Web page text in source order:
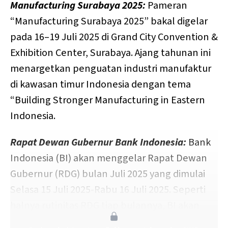
Manufacturing Surabaya 2025: Pameran
“Manufacturing Surabaya 2025” bakal digelar
pada 16–19 Juli 2025 di Grand City Convention &
Exhibition Center, Surabaya. Ajang tahunan ini
menargetkan penguatan industri manufaktur
di kawasan timur Indonesia dengan tema
“Building Stronger Manufacturing in Eastern
Indonesia.
Rapat Dewan Gubernur Bank Indonesia: Bank
Indonesia (BI) akan menggelar Rapat Dewan
Gubernur (RDG) bulan Juli 2025 yang dimulai
Selasa 15 Juli 2025-Rabu 16 Juli 2025. Seperti
menetapkan kebijakan menaikkan atau